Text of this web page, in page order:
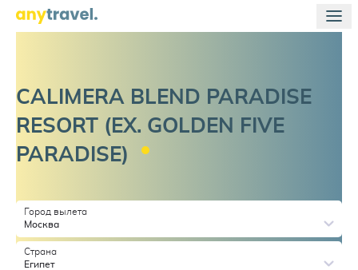
CALIMERA BLEND PARADISE
RESORT (EX. GOLDEN FIVE
PARADISE)
Город вылета
Москва
Страна
Египет